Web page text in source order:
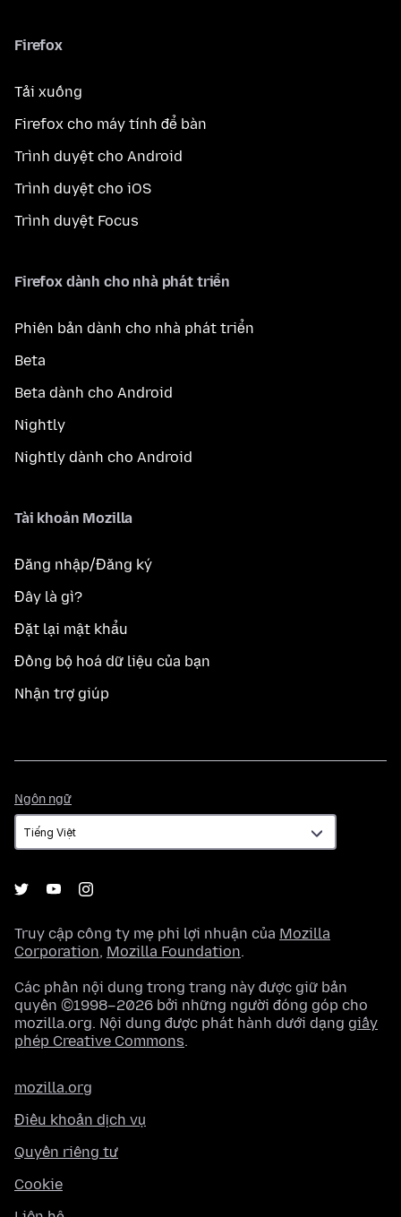
Firefox
Tải xuống
Firefox cho máy tính để bàn
Trình duyệt cho Android
Trình duyệt cho iOS
Trình duyệt Focus
Firefox dành cho nhà phát triển
Phiên bản dành cho nhà phát triển
Beta
Beta dành cho Android
Nightly
Nightly dành cho Android
Tài khoản Mozilla
Đăng nhập/Đăng ký
Đây là gì?
Đặt lại mật khẩu
Đồng bộ hoá dữ liệu của bạn
Nhận trợ giúp
Ngôn ngữ
ngữ
Truy cập công ty mẹ phi lợi nhuận của Mozilla
Corporation, Mozilla Foundation.
Các phần nội dung trong trang này được giữ bản
quyền ©1998–2026 bởi những người đóng góp cho
mozilla.org. Nội dung được phát hành dưới dạng giấy
phép Creative Commons.
mozilla.org
Điều khoản dịch vụ
Quyền riêng tư
Cookie